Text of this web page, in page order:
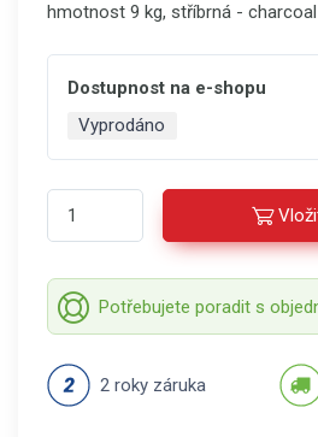
hmotnost 9 kg, stříbrná - charcoal
Dostupnost na e-shopu
Vyprodáno
Potřebujete poradit s
2 roky záruka